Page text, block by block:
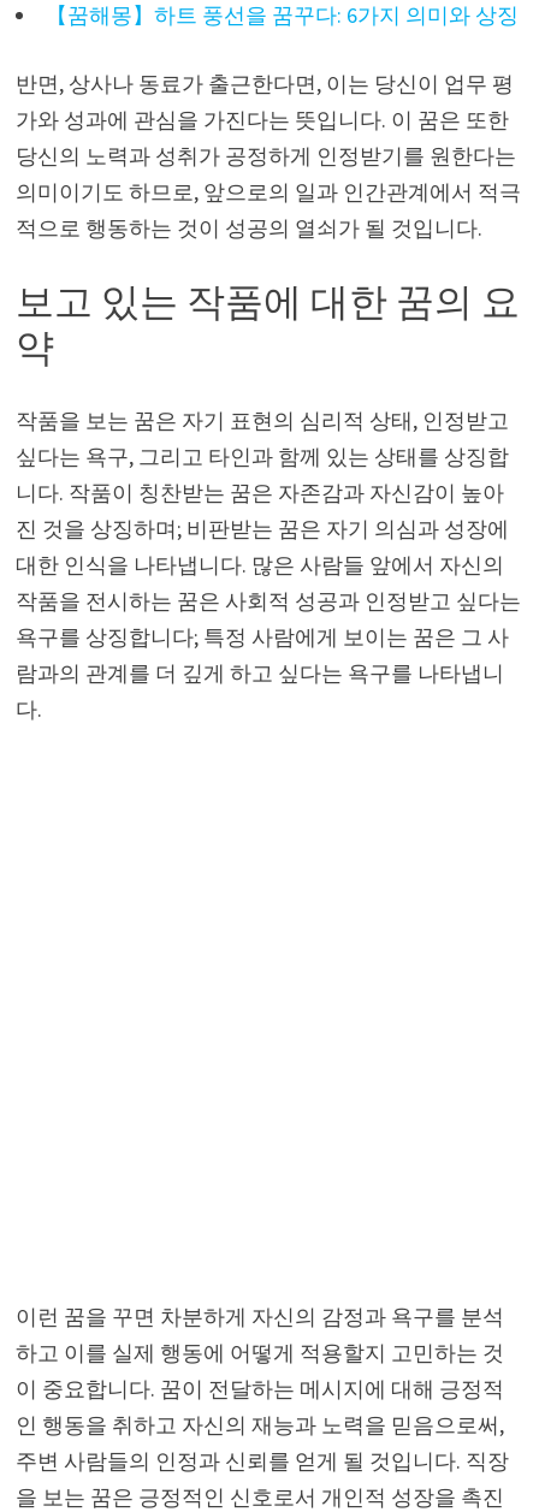
【꿈해몽】하트 풍선을 꿈꾸다: 6가지 의미와 상징
반면, 상사나 동료가 출근한다면, 이는 당신이 업무 평
가와 성과에 관심을 가진다는 뜻입니다. 이 꿈은 또한
당신의 노력과 성취가 공정하게 인정받기를 원한다는
의미이기도 하므로, 앞으로의 일과 인간관계에서 적극
적으로 행동하는 것이 성공의 열쇠가 될 것입니다.
보고 있는 작품에 대한 꿈의 요
약
작품을 보는 꿈은 자기 표현의 심리적 상태, 인정받고
싶다는 욕구, 그리고 타인과 함께 있는 상태를 상징합
니다. 작품이 칭찬받는 꿈은 자존감과 자신감이 높아
진 것을 상징하며; 비판받는 꿈은 자기 의심과 성장에
대한 인식을 나타냅니다. 많은 사람들 앞에서 자신의
작품을 전시하는 꿈은 사회적 성공과 인정받고 싶다는
욕구를 상징합니다; 특정 사람에게 보이는 꿈은 그 사
람과의 관계를 더 깊게 하고 싶다는 욕구를 나타냅니
다.
이런 꿈을 꾸면 차분하게 자신의 감정과 욕구를 분석
하고 이를 실제 행동에 어떻게 적용할지 고민하는 것
이 중요합니다. 꿈이 전달하는 메시지에 대해 긍정적
인 행동을 취하고 자신의 재능과 노력을 믿음으로써,
주변 사람들의 인정과 신뢰를 얻게 될 것입니다. 직장
을 보는 꿈은 긍정적인 신호로서 개인적 성장을 촉진